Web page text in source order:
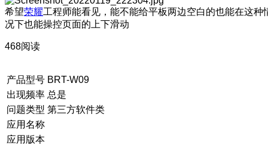
希望荣耀工程师能看见，能不能给平板两边空白的也能在这种
况下也能操控页面的上下滑动
468阅读
产品型号 BRT-W09
出现频率 总是
问题类型 第三方软件类
应用名称
应用版本